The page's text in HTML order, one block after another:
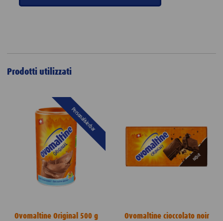
Prodotti utilizzati
Personalisierbar
Ovomaltine Original 500 g
Ovomaltine cioccolato noir